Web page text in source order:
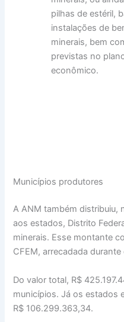
pilhas de estéril,
instalações de
minerais, bem
previstas no
econômico.
Municípios produtores
A ANM também distribuiu,
aos estados, Distrito
minerais. Esse montante
CFEM, arrecadada
Do valor total, R$
municípios. Já os estados
R$ 106.299.363,34.